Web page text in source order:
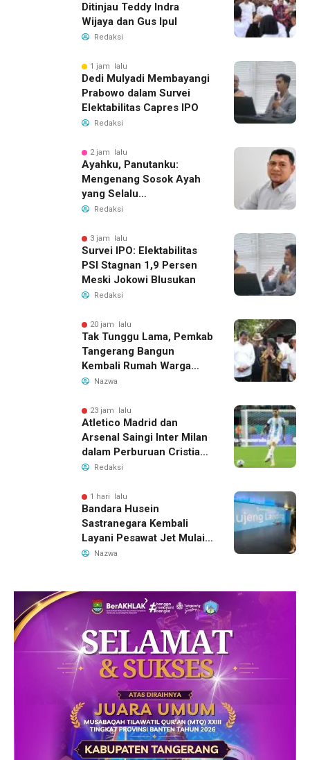
Ditinjau Teddy Indra
Wijaya dan Gus Ipul
Redaksi
1 jam lalu
Dedi Mulyadi Membayangi
Prabowo dalam Survei
Elektabilitas Capres IPO
Redaksi
2 jam lalu
Ayahku, Panutanku:
Mengenang Sosok Ayah
yang Selalu
Membersamaiku
Redaksi
3 jam lalu
Survei IPO: Elektabilitas
PSI Stagnan 1,9 Persen
Meski Jokowi Blusukan
Redaksi
20 jam lalu
Tak Tunggu Lama, Pemkab
Tangerang Bangun
Kembali Rumah Warga
yang Roboh Akibat Puting
Nazwa
23 jam lalu
Atletico Madrid dan
Arsenal Saingi Inter Milan
dalam Perburuan Cristian
Romero, Transfer Bek
Redaksi
1 hari lalu
Bandara Husein
Sastranegara Kembali
Layani Pesawat Jet Mulai
14 Agustus 2026, Garuda
Nazwa